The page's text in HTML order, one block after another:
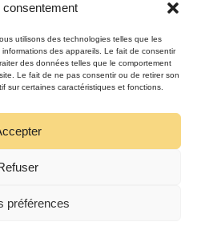
consentement
utilisons des technologies telles que les
des appareils. Le fait de consentir
des données telles que le comportement
Le fait de ne pas consentir ou de retirer son
sur certaines caractéristiques et fonctions.
préférences
REJOIGNEZ-NOUS
SUR FACEBOOK